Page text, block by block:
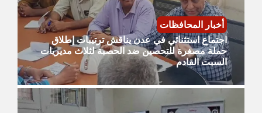
أخبار المحافظات
اجتماع استثنائي في عدن يناقش ترتيبات إطلاق
حملة مصغرة للتحصين ضد الحصبة لثلاث مديريات
السبت القادم